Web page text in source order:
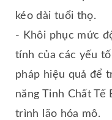
kéo dài tuổi thọ.
- Khôi phục mức
tính của các yếu
pháp hiệu quả để
năng Tinh Chất Tế
trình lão hóa mô.